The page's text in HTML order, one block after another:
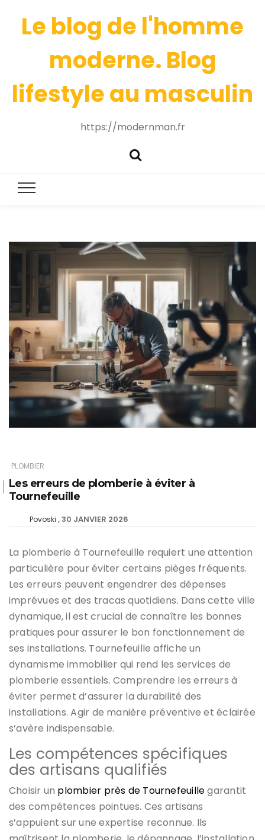
Le blog de l'homme
moderne. Blog
lifestyle au masculin
https://modernman.fr
PLOMBIER
Les erreurs de plomberie à éviter à
Tournefeuille
Povoski 30 JANVIER 2026
La plomberie à Tournefeuille requiert une attention
particulière pour éviter certains pièges fréquents.
Les erreurs peuvent engendrer des dépenses
imprévues et des tracas quotidiens. Dans cette ville
dynamique, il est crucial de connaître les bonnes
pratiques pour assurer le bon fonctionnement de
ses installations. Tournefeuille affiche un
dynamisme immobilier qui rend les services de
plomberie essentiels. Comprendre les erreurs à
éviter permet d’assurer la durabilité des
installations. Agir de manière préventive et éclairée
s’avère indispensable.
Les compétences spécifiques
des artisans qualifiés
Choisir un plombier près de Tournefeuillegarantit
des compétences pointues. Ces artisans
s’appuient sur une expertise reconnue. Ils